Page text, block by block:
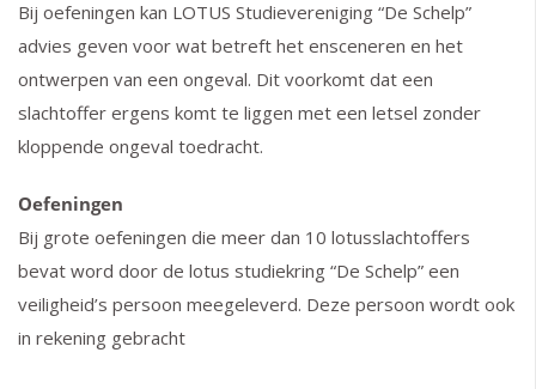
Bij oefeningen kan LOTUS Studievereniging “De Schelp”
advies geven voor wat betreft het ensceneren en het
ontwerpen van een ongeval. Dit voorkomt dat een
slachtoffer ergens komt te liggen met een letsel zonder
kloppende ongeval toedracht.
Oefeningen
Bij grote oefeningen die meer dan 10 lotusslachtoffers
bevat word door de lotus studiekring “De Schelp” een
veiligheid’s persoon meegeleverd. Deze persoon wordt ook
in rekening gebracht